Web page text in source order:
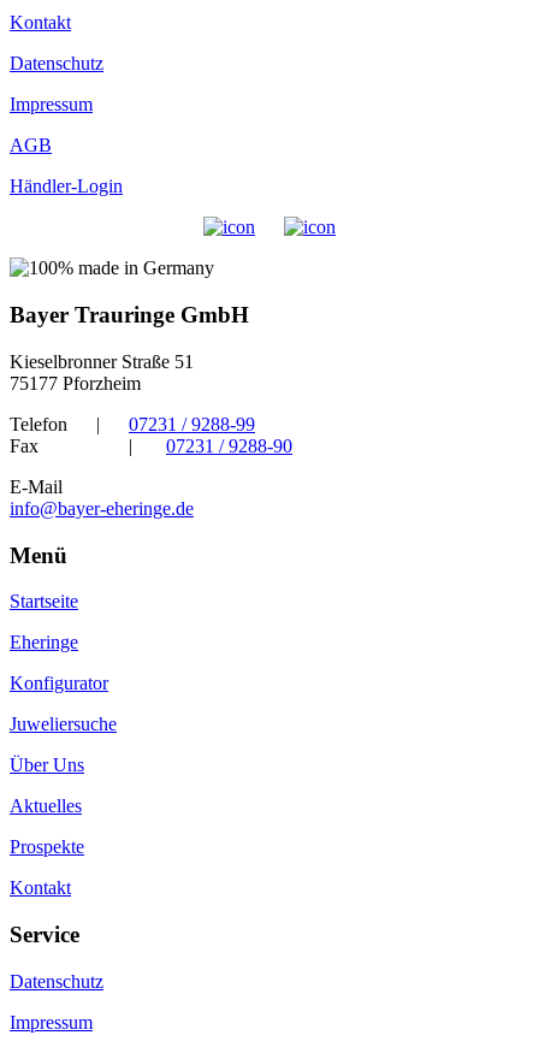
Kontakt
Datenschutz
Impressum
AGB
Händler-Login
Bayer Trauringe GmbH
Kieselbronner Straße 51
75177 Pforzheim
Telefon
|
07231 / 9288-99
Fax
|
07231 / 9288-90
E-Mail
info@bayer-eheringe.de
Menü
Startseite
Eheringe
Konfigurator
Juweliersuche
Über Uns
Aktuelles
Prospekte
Kontakt
Service
Datenschutz
Impressum